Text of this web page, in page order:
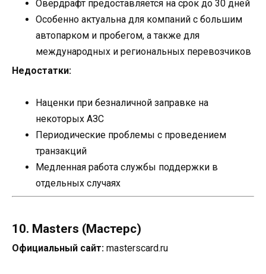
Овердрафт предоставляется на срок до 30 дней
Особенно актуальна для компаний с большим
автопарком и пробегом, а также для
международных и региональных перевозчиков
Недостатки:
Наценки при безналичной заправке на
некоторых АЗС
Периодические проблемы с проведением
транзакций
Медленная работа службы поддержки в
отдельных случаях
10. Masters (Мастерс)
Официальный сайт: masterscard.ru